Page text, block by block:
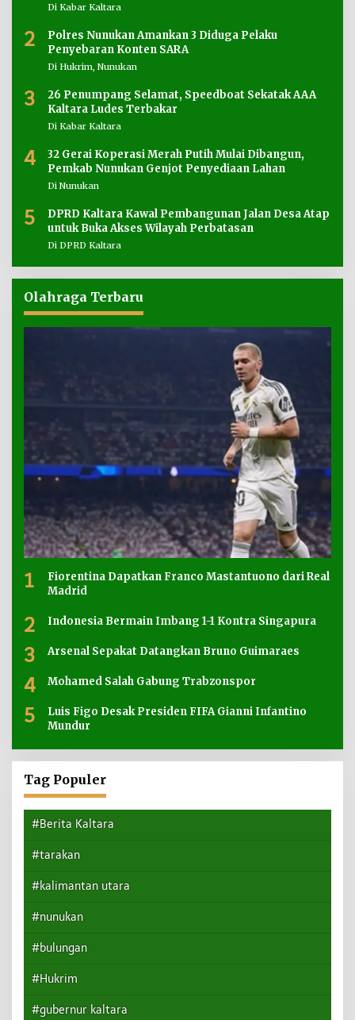
Di Kabar Kaltara
2
Polres Nunukan Amankan 3 Diduga Pelaku
Penyebaran Konten SARA
Di Hukrim, Nunukan
3
26 Penumpang Selamat, Speedboat Sekatak AAA
Kaltara Ludes Terbakar
Di Kabar Kaltara
4
32 Gerai Koperasi Merah Putih Mulai Dibangun,
Pemkab Nunukan Genjot Penyediaan Lahan
Di Nunukan
5
DPRD Kaltara Kawal Pembangunan Jalan Desa Atap
untuk Buka Akses Wilayah Perbatasan
Di DPRD Kaltara
Olahraga Terbaru
1
Fiorentina Dapatkan Franco Mastantuono dari Real
Madrid
2 Indonesia Bermain Imbang 1-1 Kontra Singapura
3 Arsenal Sepakat Datangkan Bruno Guimaraes
4 Mohamed Salah Gabung Trabzonspor
5
Luis Figo Desak Presiden FIFA Gianni Infantino
Mundur
Tag Populer
#Berita Kaltara
#tarakan
#kalimantan utara
#nunukan
#bulungan
#Hukrim
#gubernur kaltara